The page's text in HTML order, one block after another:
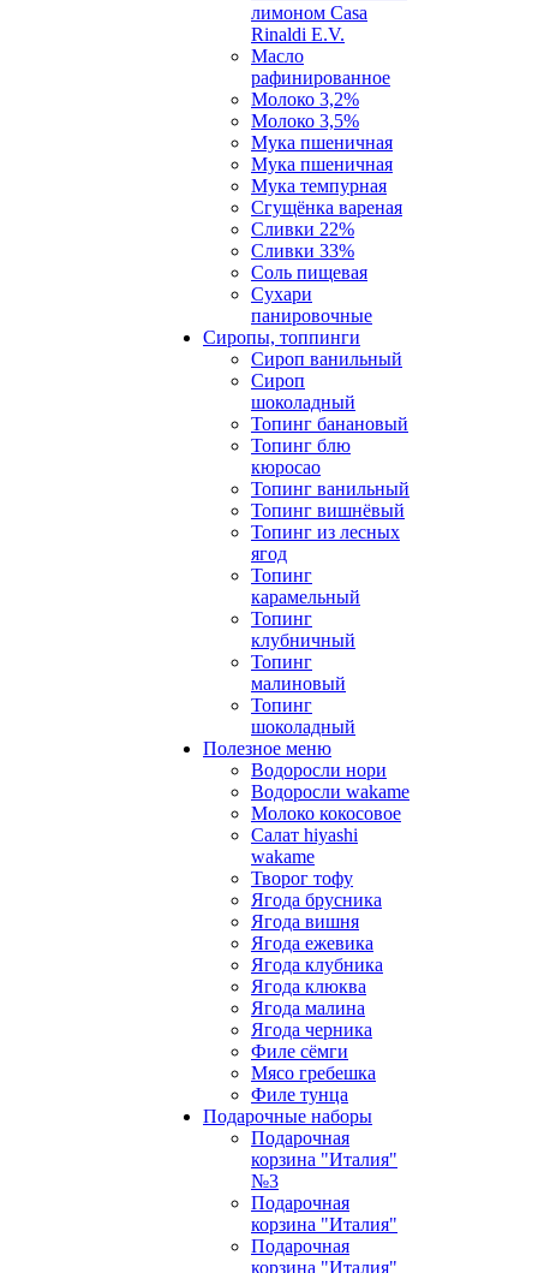
лимоном Casa
Rinaldi E.V.
Масло
рафинированное
Молоко 3,2%
Молоко 3,5%
Мука пшеничная
Мука пшеничная
Мука темпурная
Сгущёнка вареная
Сливки 22%
Сливки 33%
Соль пищевая
Сухари
панировочные
Сиропы, топпинги
Сироп ванильный
Сироп
шоколадный
Топинг банановый
Топинг блю
кюросао
Топинг ванильный
Топинг вишнёвый
Топинг из лесных
ягод
Топинг
карамельный
Топинг
клубничный
Топинг
малиновый
Топинг
шоколадный
Полезное меню
Водоросли нори
Водоросли wakame
Молоко кокосовое
Салат hiyashi
wakame
Творог тофу
Ягода брусника
Ягода вишня
Ягода ежевика
Ягода клубника
Ягода клюква
Ягода малина
Ягода черника
Филе сёмги
Мясо гребешка
Филе тунца
Подарочные наборы
Подарочная
корзина "Италия"
№3
Подарочная
корзина "Италия"
Подарочная
корзина "Италия"